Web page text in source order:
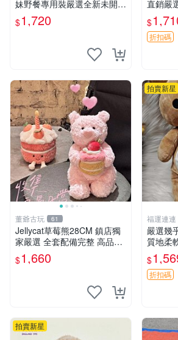
妹野餐專用裝嚴選全新未開
封，包含兩組大童款紙盒裝，
適合收藏與分享。 餅乾熊兄
$1,720
直銷嚴
可收
商品
$
折扣碼
董爺古玩 61
Jellycat草莓熊28CM 鎮店獨
家嚴選 全套配備完整 高品質
收藏好物 紋章 玩具熊 定制熊
$1,660
拍賣新星
福運連連
嚴選幾
質地柔
工精
親友。
然優良
$
折扣碼
拍賣新星